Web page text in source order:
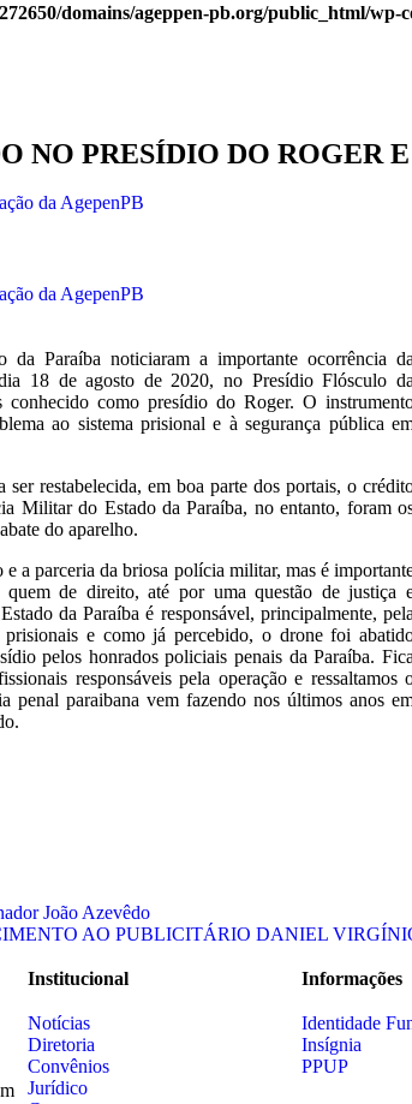
domains/ageppen-pb.org/public_html/
NO PRESÍDIO DO ROGER
da AgepenPB
da AgepenPB
Paraíba noticiaram a importante ocorrência da
18 de agosto de 2020, no Presídio Flósculo da
conhecido como presídio do Roger. O
ao sistema prisional e à segurança pública
restabelecida, em boa parte dos portais, o
Militar do Estado da Paraíba, no entanto, foram
do aparelho.
a parceria da briosa polícia militar, mas é
de direito, até por uma questão de justiça
da Paraíba é responsável, principalmente, pela
prisionais e como já percebido, o drone foi
pelos honrados policiais penais da Paraíba. Fica
responsáveis pela operação e ressaltamos
penal paraibana vem fazendo nos últimos anos
João Azevêdo
AO PUBLICITÁRIO DANIEL
Institucional
Notícias
Diretoria
Convênios
Jurídico
Informações
Identidade
Insígnia
PPUP